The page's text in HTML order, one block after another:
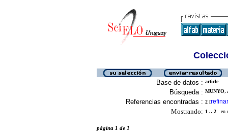
Base de datos : article
Búsqueda : MUNYO,
Referencias encontradas : 2 [refinar
Mostrando: 1 .. 2 en
página 1 de 1